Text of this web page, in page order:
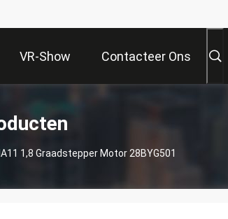
VR-Show Contacteer Ons
1,8 Graadstepper Motor 28BYG501